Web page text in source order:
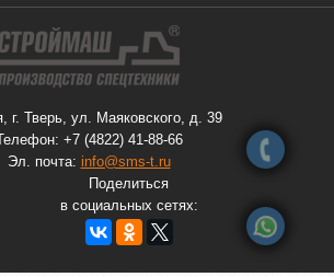
г. Тверь, ул. Маяковского, д. 39
+7 (4822) 41-88-66
Эл. почта: info@sms-t.ru
Поделиться
в социальных сетях: